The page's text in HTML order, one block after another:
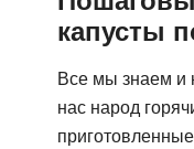
капусты
Все мы знаем и
нас народ